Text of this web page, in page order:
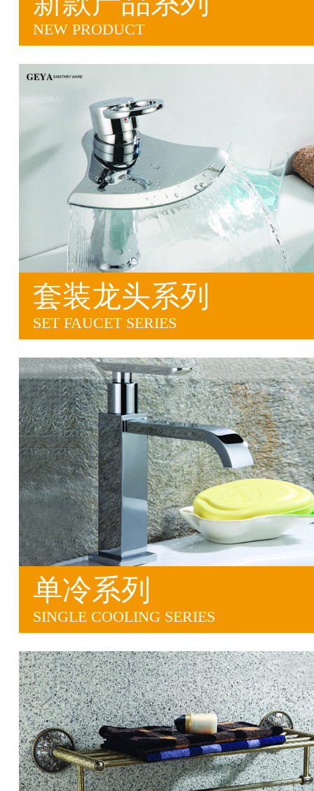
NEW PRODUCT
套装龙头系列
SET FAUCET SERIES
单冷系列
SINGLE COOLING SERIES